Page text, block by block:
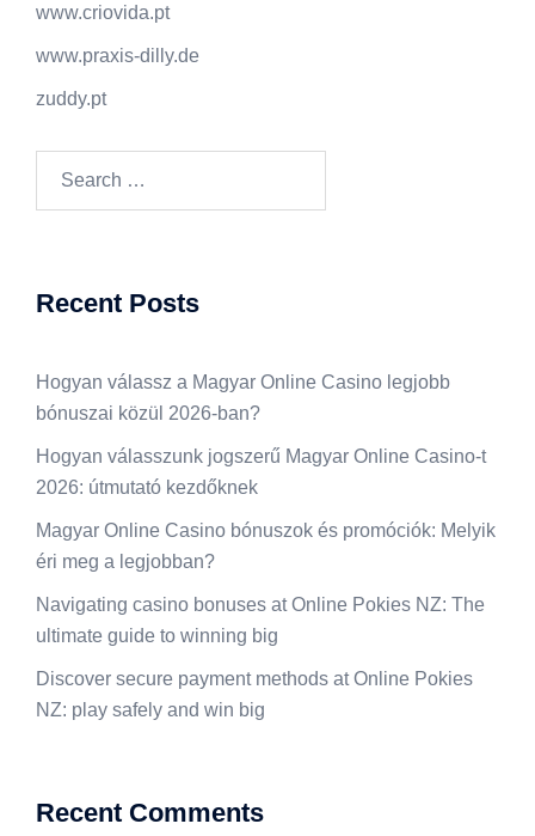
www.criovida.pt
www.praxis-dilly.de
zuddy.pt
Recent Posts
Hogyan válassz a Magyar Online Casino legjobb
bónuszai közül 2026-ban?
Hogyan válasszunk jogszerű Magyar Online Casino-t
2026: útmutató kezdőknek
Magyar Online Casino bónuszok és promóciók: Melyik
éri meg a legjobban?
Navigating casino bonuses at Online Pokies NZ: The
ultimate guide to winning big
Discover secure payment methods at Online Pokies
NZ: play safely and win big
Recent Comments